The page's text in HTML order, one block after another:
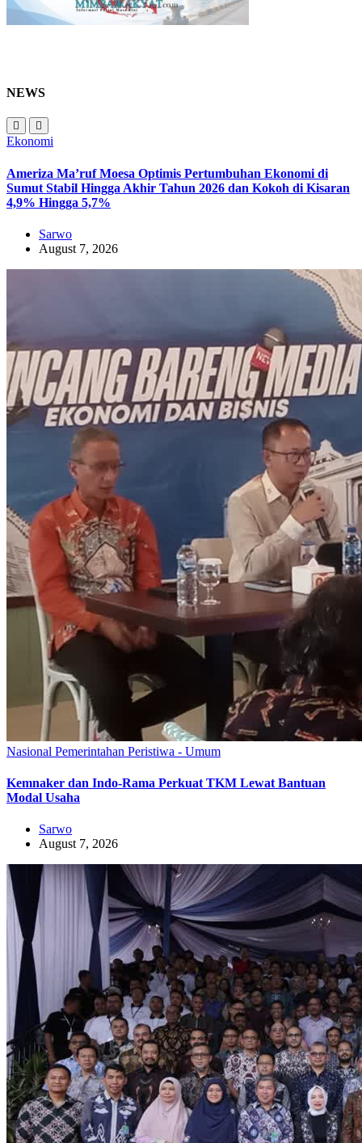
NEWS
Ekonomi
Ameriza Ma’ruf Moesa‎ Optimis Pertumbuhan Ekonomi di
Sumut Stabil Hingga Akhir Tahun 2026 dan Kokoh di Kisaran
4,9% Hingga 5,7%
Sarwo
August 7, 2026
Nasional Pemerintahan Peristiwa - Umum
Kemnaker dan Indo-Rama Perkuat TKM Lewat Bantuan
Modal Usaha
Sarwo
August 7, 2026